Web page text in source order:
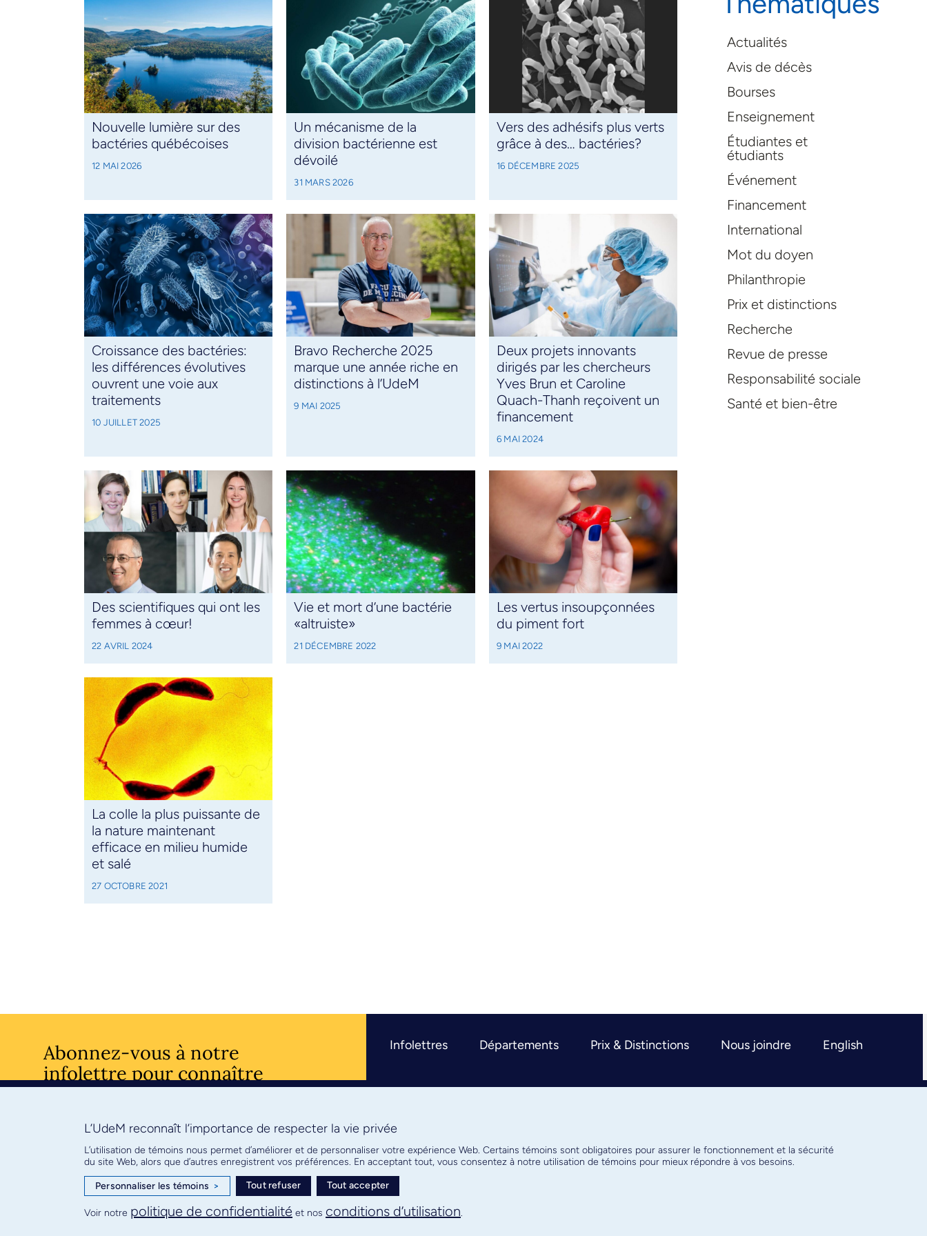
Nouvelle lumière sur des
bactéries québécoises
12 MAI 2026
Un mécanisme de la
division bactérienne est
dévoilé
31 MARS 2026
Vers des adhésifs plus verts
grâce à des… bactéries?
16 DÉCEMBRE 2025
Croissance des bactéries:
les différences évolutives
ouvrent une voie aux
traitements
10 JUILLET 2025
Bravo Recherche 2025
marque une année riche en
distinctions à l’UdeM
9 MAI 2025
Deux projets innovants
dirigés par les chercheurs
Yves Brun et Caroline
Quach-Thanh reçoivent un
financement
6 MAI 2024
Des scientifiques qui ont les
femmes à cœur!
22 AVRIL 2024
Vie et mort d’une bactérie
«altruiste»
21 DÉCEMBRE 2022
Les vertus insoupçonnées
du piment fort
9 MAI 2022
La colle la plus puissante de
la nature maintenant
efficace en milieu humide
et salé
27 OCTOBRE 2021
Actualités
Avis de décès
Bourses
Enseignement
Étudiantes et
étudiants
Événement
Financement
International
Mot du doyen
Philanthropie
Prix et distinctions
Recherche
Revue de presse
Responsabilité sociale
Santé et bien-être
Abonnez-vous à notre
infolettre pour connaître
l’actualité facultaire
S'ABONNER
Infolettres Départements Prix & Distinctions Nous joindre English
© Faculté de médecine - Université de Montréal
L’UdeM reconnaît l’importance de respecter la vie privée
L’utilisation de témoins nous permet d’améliorer et de personnaliser votre expérience Web. Certains témoins sont obligatoires pour assurer le fonctionnement et la sécurité
du site Web, alors que d’autres enregistrent vos préférences. En acceptant tout, vous consentez à notre utilisation de témoins pour mieux répondre à vos besoins.
Personnaliser les témoins > Tout refuser Tout accepter
Voir notre politique de confidentialité et nos conditions d’utilisation.